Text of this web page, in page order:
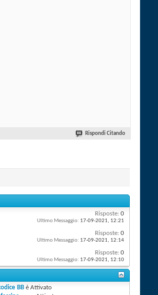
Rispondi Citando
Risposte: 0
Ultimo Messaggio: 17-09-2021, 12:21
Risposte: 0
Ultimo Messaggio: 17-09-2021, 12:14
Risposte: 0
Ultimo Messaggio: 17-09-2021, 12:10
BB èAttivato